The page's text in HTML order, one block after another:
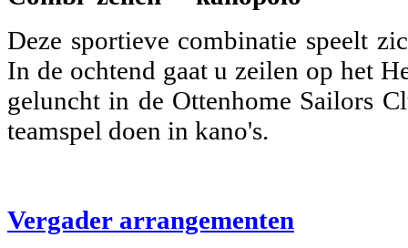
Deze sportieve combinatie speelt
In de ochtend gaat u zeilen op het
geluncht in de Ottenhome Sailors
teamspel doen in kano's.
Vergader arrangementen